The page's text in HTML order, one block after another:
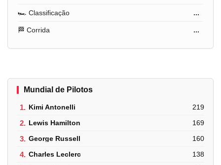
🏎️ Classificação ...
🏁 Corrida ...
Mundial de Pilotos
1. Kimi Antonelli 219
2. Lewis Hamilton 169
3. George Russell 160
4. Charles Leclerc 138